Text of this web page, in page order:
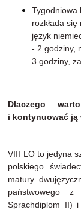
Tygodniowa
rozkłada
język
- 2 godziny,
3 godziny,
Dlaczego
i kontynuować ją
VIII LO to jedyna
polskiego
matury
państwowego
Sprachdiplom II) i